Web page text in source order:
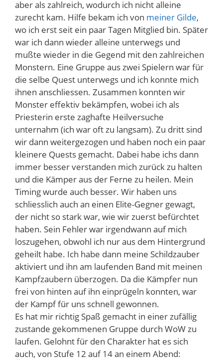
aber als zahlreich, wodurch ich nicht alleine
zurecht kam. Hilfe bekam ich von meiner Gilde,
wo ich erst seit ein paar Tagen Mitglied bin. Später
war ich dann wieder alleine unterwegs und
mußte wieder in die Gegend mit den zahlreichen
Monstern. Eine Gruppe aus zwei Spielern war für
die selbe Quest unterwegs und ich konnte mich
ihnen anschliessen. Zusammen konnten wir
Monster effektiv bekämpfen, wobei ich als
Priesterin erste zaghafte Heilversuche
unternahm (ich war oft zu langsam). Zu dritt sind
wir dann weitergezogen und haben noch ein paar
kleinere Quests gemacht. Dabei habe ichs dann
immer besser verstanden mich zurück zu halten
und die Kämper aus der Ferne zu heilen. Mein
Timing wurde auch besser. Wir haben uns
schliesslich auch an einen Elite-Gegner gewagt,
der nicht so stark war, wie wir zuerst befürchtet
haben. Sein Fehler war irgendwann auf mich
loszugehen, obwohl ich nur aus dem Hintergrund
geheilt habe. Ich habe dann meine Schildzauber
aktiviert und ihn am laufenden Band mit meinen
Kampfzaubern überzogen. Da die Kämpfer nun
frei von hinten auf ihn einprügeln konnten, war
der Kampf für uns schnell gewonnen.
Es hat mir richtig Spaß gemacht in einer zufällig
zustande gekommenen Gruppe durch WoW zu
laufen. Gelohnt für den Charakter hat es sich
auch, von Stufe 12 auf 14 an einem Abend: